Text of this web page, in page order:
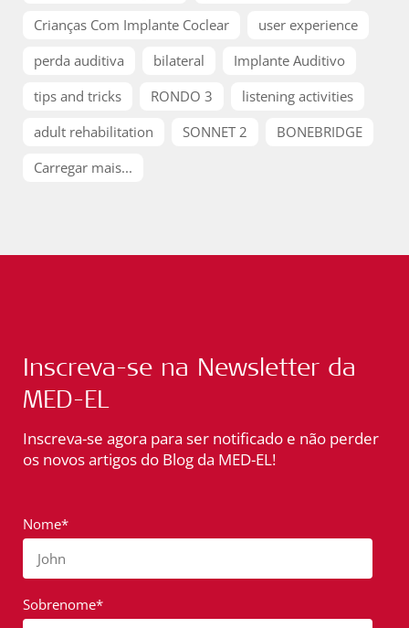
Crianças Com Implante Coclear
user experience
perda auditiva
bilateral
Implante Auditivo
tips and tricks
RONDO 3
listening activities
adult rehabilitation
SONNET 2
BONEBRIDGE
Carregar mais...
Inscreva-se na Newsletter da
MED-EL
Inscreva-se agora para ser notificado e não perder
os novos artigos do Blog da MED-EL!
Nome*
John
Sobrenome*